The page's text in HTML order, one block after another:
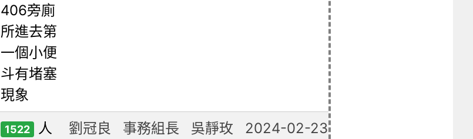
406旁廁
所進去第
一個小便
斗有堵塞
現象
1522
人
劉冠良 事務組長 吳靜玫 2024-02-23